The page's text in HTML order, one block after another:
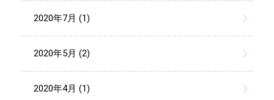
2020年7月 (1)
2020年5月 (2)
2020年4月 (1)